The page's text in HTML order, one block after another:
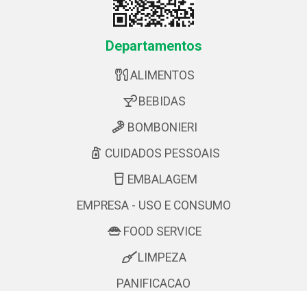
Departamentos
ALIMENTOS
BEBIDAS
BOMBONIERI
CUIDADOS PESSOAIS
EMBALAGEM
EMPRESA - USO E CONSUMO
FOOD SERVICE
LIMPEZA
PANIFICACAO